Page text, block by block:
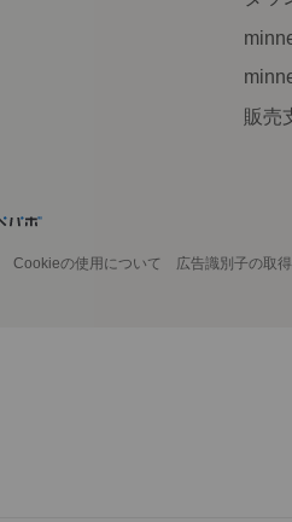
販売
Cookieの使用について 広告識別子の取